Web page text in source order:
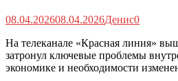
08.04.202608.04.2026Денис0
На телеканале «Красная линия»
затронул ключевые проблемы
экономике и необходимости